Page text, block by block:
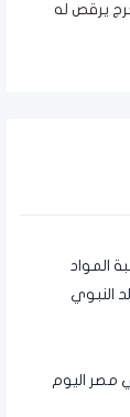
يرقص له
المواد
النبوي
مصر اليوم